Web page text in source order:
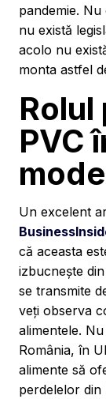
pandemie.
nu există
acolo nu
monta astfel
PVC
Un excelent
că aceasta
izbucnește
se transmite
veți observa
alimentele.
România, în
alimente să
perdelelor din